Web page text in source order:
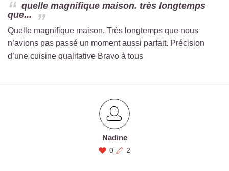
quelle magnifique maison. très longtemps
que...
Quelle magnifique maison. Très longtemps que nous
n’avions pas passé un moment aussi parfait. Précision
d’une cuisine qualitative Bravo à tous
Nadine
0 2